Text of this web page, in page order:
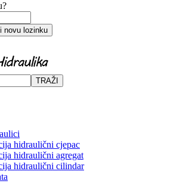
novu lozinku
TRAŽI
hidraulični cjepac
hidraulični agregat
hidraulični cilindar